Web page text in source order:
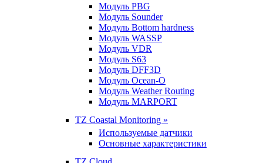
Модуль PBG
Модуль Sounder
Модуль Bottom hardness
Модуль WASSP
Модуль VDR
Модуль S63
Модуль DFF3D
Модуль Ocean-O
Модуль Weather Routing
Модуль MARPORT
TZ Coastal Monitoring »
Используемые датчики
Основные характеристики